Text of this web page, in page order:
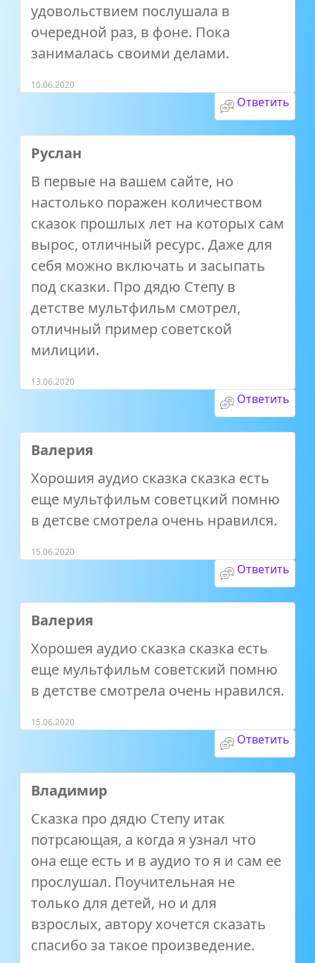
удовольствием послушала в
очередной раз, в фоне. Пока
занималась своими делами.
10.06.2020
Ответить
Руслан
В первые на вашем сайте, но
настолько поражен количеством
сказок прошлых лет на которых сам
вырос, отличный ресурс. Даже для
себя можно включать и засыпать
под сказки. Про дядю Степу в
детстве мультфильм смотрел,
отличный пример советской
милиции.
13.06.2020
Ответить
Валерия
Хорошия аудио сказка сказка есть
еще мультфильм советцкий помню
в детсве смотрела очень нравился.
15.06.2020
Ответить
Валерия
Хорошея аудио сказка сказка есть
еще мультфильм советский помню
в детстве смотрела очень нравился.
15.06.2020
Ответить
Владимир
Сказка про дядю Степу итак
потрсающая, а когда я узнал что
она еще есть и в аудио то я и сам ее
прослушал. Поучительная не
только для детей, но и для
взрослых, автору хочется сказать
спасибо за такое произведение.